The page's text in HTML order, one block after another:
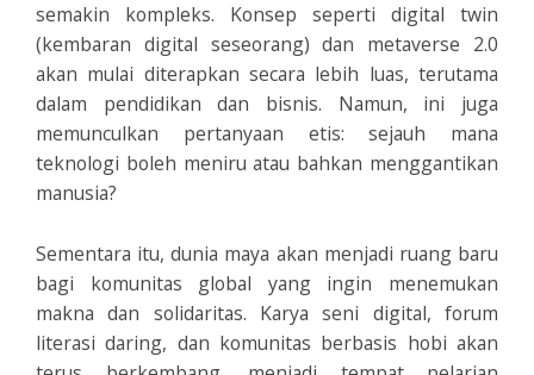
semakin kompleks. Konsep seperti digital twin
(kembaran digital seseorang) dan metaverse 2.0
akan mulai diterapkan secara lebih luas, terutama
dalam pendidikan dan bisnis. Namun, ini juga
memunculkan pertanyaan etis: sejauh mana
teknologi boleh meniru atau bahkan menggantikan
manusia?
Sementara itu, dunia maya akan menjadi ruang baru
bagi komunitas global yang ingin menemukan
makna dan solidaritas. Karya seni digital, forum
literasi daring, dan komunitas berbasis hobi akan